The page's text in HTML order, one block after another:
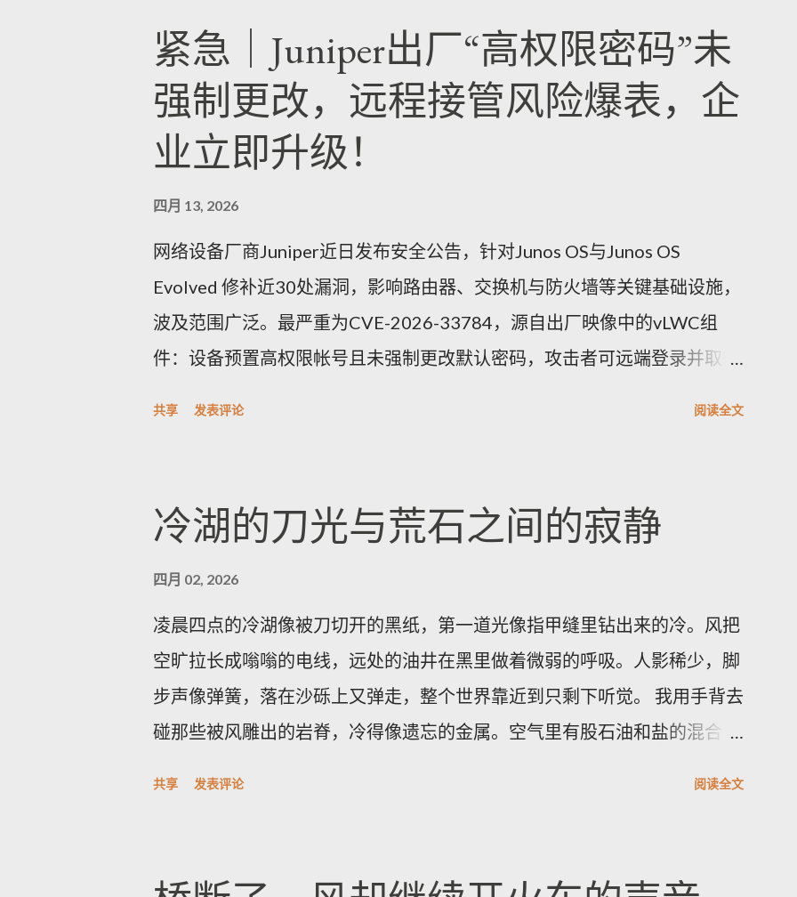
紧急｜Juniper出厂“高权限密码”未
强制更改，远程接管风险爆表，企
业立即升级！
四月 13, 2026
网络设备厂商Juniper近日发布安全公告，针对Junos OS与Junos OS
Evolved 修补近30处漏洞，影响路由器、交换机与防火墙等关键基础设施，
波及范围广泛。最严重为CVE-2026-33784，源自出厂映像中的vLWC组
件：设备预置高权限帐号且未强制更改默认密码，攻击者可远端登录并取得
修补版本并提供相关下载与说明。建议企业立即排查网络中的受影响型号并
尽快应用补丁，优先更改出厂凭证、核实并强制实施密码复杂度策略，同时
活故事
共享 发表评论 阅读全文
冷湖的刀光与荒石之间的寂静
四月 02, 2026
凌晨四点的冷湖像被刀切开的黑纸，第一道光像指甲缝里钻出来的冷。风把
空旷拉长成嗡嗡的电线，远处的油井在黑里做着微弱的呼吸。人影稀少，脚
步声像弹簧，落在沙砾上又弹走，整个世界靠近到只剩下听觉。 我用手背去
碰那些被风雕出的岩脊，冷得像遗忘的金属。空气里有股石油和盐的混合
共享 发表评论 阅读全文